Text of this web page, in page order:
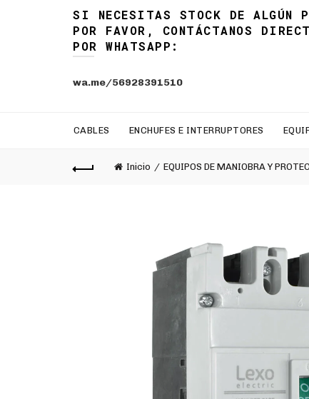
SI NECESITAS STOCK DE ALGÚN
POR FAVOR, CONTÁCTANOS
POR WHATSAPP:
wa.me/56928391510
CABLES ENCHUFES E INTERRUPTORES
Inicio EQUIPOS DE MANIOBRA Y